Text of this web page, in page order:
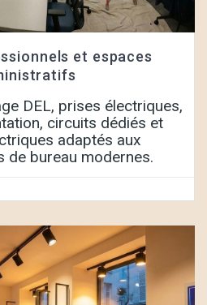
et espaces
DEL, prises électriques,
circuits dédiés et
adaptés aux
de bureau modernes.